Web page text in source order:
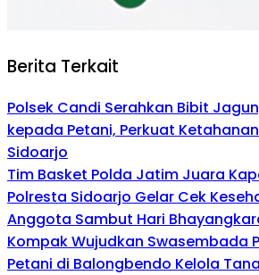
Berita Terkait
Polsek Candi Serahkan Bibit
kepada Petani, Perkuat
Sidoarjo
Tim Basket Polda Jatim Juara
Polresta Sidoarjo Gelar Cek
Anggota Sambut Hari
Kompak Wujudkan Swasembada
Petani di Balongbendo Kelola